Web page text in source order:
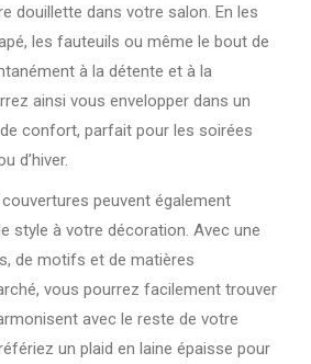
douillette dans votre salon. En les
les fauteuils ou même le bout de
à la détente et à la
ainsi vous envelopper dans un
confort, parfait pour les soirées
d’hiver.
peuvent également
style à votre décoration. Avec une
de motifs et de matières
vous pourrez facilement trouver
avec le reste de votre
un plaid en laine épaisse pour